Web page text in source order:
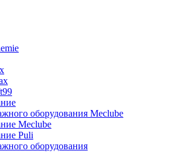
оборудования Meclube
Meclube
Puli
оборудования